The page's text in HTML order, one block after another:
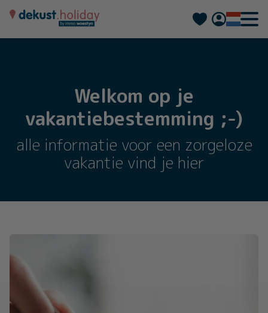
Français
Welkom op je
vakantiebestemming ;-)
alle informatie voor een zorgeloze
vakantie vind je hier